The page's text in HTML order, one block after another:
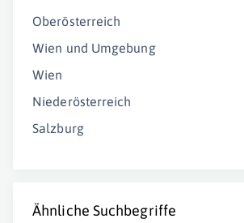
Oberösterreich
Wien und Umgebung
Wien
Niederösterreich
Salzburg
Ähnliche Suchbegriffe